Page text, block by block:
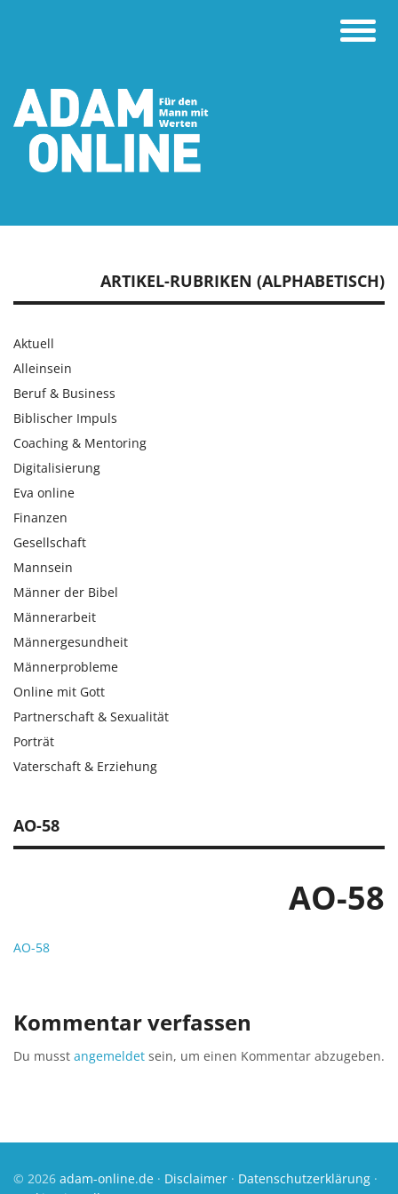
Toggle
AO-58
AO-58
AO-58
Kommentar verfassen
Du musst angemeldet sein, um einen Kommentar abzugeben.
ARTIKEL-RUBRIKEN (ALPHABETISCH)
Aktuell
Alleinsein
Beruf & Business
Biblischer Impuls
Coaching & Mentoring
Digitalisierung
Eva online
Finanzen
Gesellschaft
Mannsein
Männer der Bibel
Männerarbeit
Männergesundheit
Männerprobleme
Online mit Gott
Partnerschaft & Sexualität
Porträt
Vaterschaft & Erziehung
© 2026 adam-online.de · Disclaimer · Datenschutzerklärung ·